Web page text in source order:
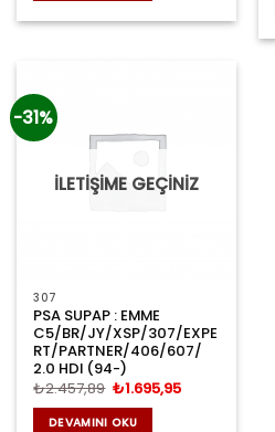
-31%
İLETİŞİME GEÇİNİZ
307
PSA SUPAP : EMME
C5/BR/JY/XSP/307/EXPE
RT/PARTNER/406/607/
2.0 HDI (94-)
₺2.457,89 Orijinal
₺2.457,89.
₺1.695,95Şu
DEVAMINI OKU